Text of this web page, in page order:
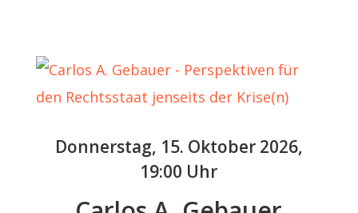
Donnerstag, 15. Oktober 2026,
19:00 Uhr